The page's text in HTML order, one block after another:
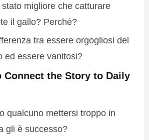
migliore che catturare
il gallo? Perché?
tra essere orgogliosi del
ed essere vanitosi?
Connect the Story to Daily
qualcuno mettersi troppo in
gli è successo?